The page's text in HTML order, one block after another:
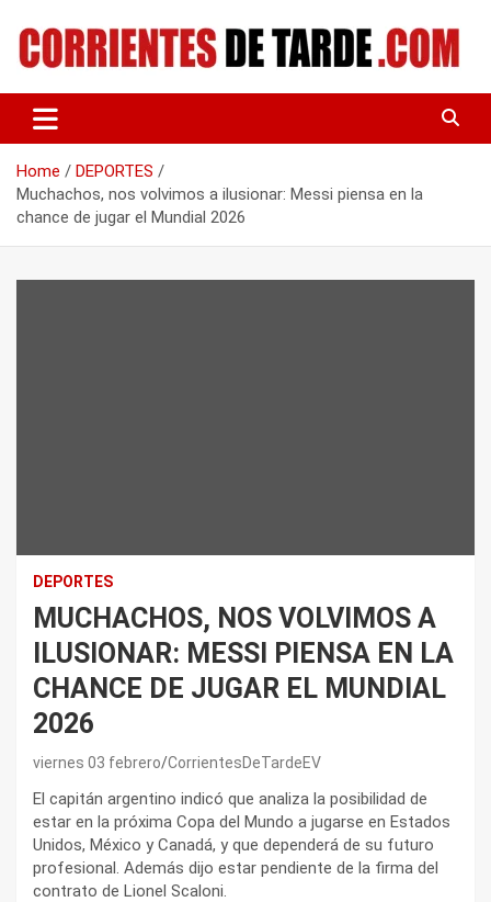
content
CORRIENTES DE TARDE
Home
DEPORTES
Muchachos, nos volvimos a ilusionar: Messi piensa en la
chance de jugar el Mundial 2026
DEPORTES
MUCHACHOS, NOS VOLVIMOS A
ILUSIONAR: MESSI PIENSA EN LA
CHANCE DE JUGAR EL MUNDIAL
2026
viernes 03 febrero CorrientesDeTardeEV
El capitán argentino indicó que analiza la posibilidad de
estar en la próxima Copa del Mundo a jugarse en Estados
Unidos, México y Canadá, y que dependerá de su futuro
profesional. Además dijo estar pendiente de la firma del
contrato de Lionel Scaloni.